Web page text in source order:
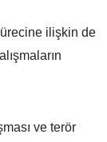
ilişkin de
ve terör